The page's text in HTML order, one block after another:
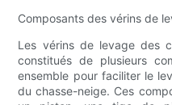
Composants des vérins de
Les vérins de levage des
constitués de plusieurs
ensemble pour faciliter le
du chasse-neige. Ces